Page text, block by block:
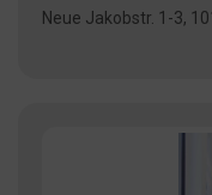
Neue Jakobstr. 1-3,